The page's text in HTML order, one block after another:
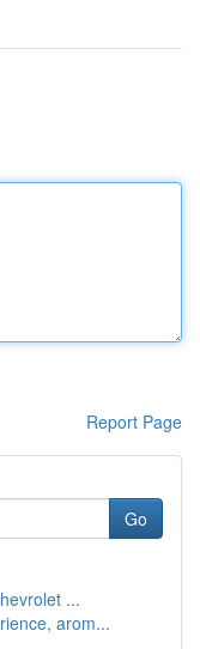
Report Page
Go
...
arom...